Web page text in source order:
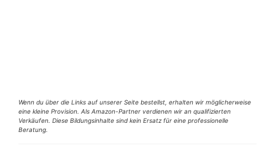
Wenn du über die Links auf unserer Seite bestellst, erhalten wir möglicherweise
eine kleine Provision. Als Amazon-Partner verdienen wir an qualifizierten
Verkäufen. Diese Bildungsinhalte sind kein Ersatz für eine professionelle
Beratung.